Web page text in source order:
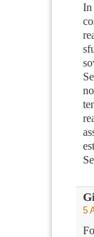
In
5